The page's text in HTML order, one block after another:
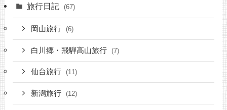
旅行日記 (67)
岡山旅行 (6)
白川郷・飛騨高山旅行 (7)
仙台旅行 (11)
新潟旅行 (12)